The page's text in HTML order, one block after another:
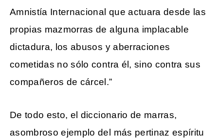
Amnistía Internacional que actuara desde las
propias mazmorras de alguna implacable
dictadura, los abusos y aberraciones
cometidas no sólo contra él, sino contra sus
compañeros de cárcel.”
De todo esto, el diccionario de marras,
asombroso ejemplo del más pertinaz espíritu